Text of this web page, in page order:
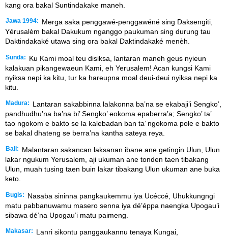
kang ora bakal Suntindakake maneh.
Jawa 1994:
Merga saka penggawé-penggawéné sing Daksengiti,
Yérusalèm bakal Dakukum nganggo paukuman sing durung tau
Daktindakaké utawa sing ora bakal Daktindakaké menèh.
Sunda:
Ku Kami moal teu disiksa, lantaran maneh geus nyieun
kalakuan pikangewaeun Kami, eh Yerusalem! Acan kungsi Kami
nyiksa nepi ka kitu, tur ka hareupna moal deui-deui nyiksa nepi ka
kitu.
Madura:
Lantaran sakabbinna lalakonna ba’na se ekabaji’i Sengko’,
pandhudhu’na ba’na bi’ Sengko’ eokoma epaberra’a; Sengko’ ta’
tao ngokom e bakto se la kalebadan ban ta’ ngokoma pole e bakto
se bakal dhateng se berra’na kantha sateya reya.
Bali:
Malantaran sakancan laksanan ibane ane getingin Ulun, Ulun
lakar ngukum Yerusalem, aji ukuman ane tonden taen tibakang
Ulun, muah tusing taen buin lakar tibakang Ulun ukuman ane buka
keto.
Bugis:
Nasaba sininna pangkaukemmu iya Ucéccé, Uhukkungngi
matu pabbanuwamu masero senna iya dé’éppa naengka Upogau’i
sibawa dé’na Upogau’i matu paimeng.
Makasar: Lanri sikontu panggaukannu tenaya Kungai,